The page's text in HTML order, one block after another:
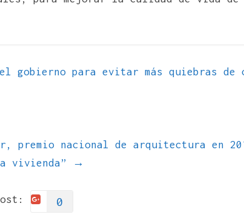
gobierno para evitar más quiebras de
premio nacional de arquitectura en
vivienda”
→
0